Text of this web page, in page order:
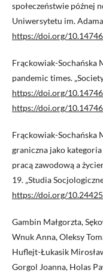
społeczeństwie późnej
Uniwersytetu im.
https://doi.org/
Frąckowiak-Sochańska
pandemic times.
https://doi.org/
https://doi.org/
Frąckowiak-Sochańska
graniczna jako
pracą zawodową a
19. „Studia
https://doi.org/
Gambin Małgorzta,
Wnuk Anna, Oleksy
Huflejt-Łukasik
Gorgol Joanna, Holas